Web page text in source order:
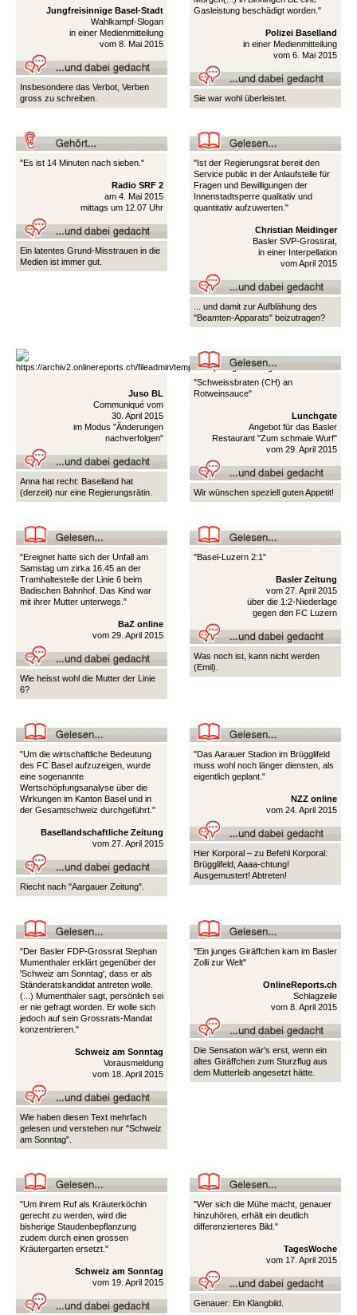
Jungfreisinnige Basel-Stadt
Wahlkampf-Slogan
in einer Medienmitteilung
vom 8. Mai 2015
Insbesondere das Verbot, Verben
gross zu schreiben.
Gasleistung beschädigt worden."
Polizei Baselland
in einer Medienmitteilung
vom 6. Mai 2015
Sie war wohl überleistet.
"Es ist 14 Minuten nach sieben."
Radio SRF 2
am 4. Mai 2015
mittags um 12.07 Uhr
Ein latentes Grund-Misstrauen in die
Medien ist immer gut.
"Ist der Regierungsrat bereit den
Service public in der Anlaufstelle für
Fragen und Bewilligungen der
Innenstadtsperre qualitativ und
quantitativ aufzuwerten."
Christian Meidinger
Basler SVP-Grossrat,
in einer Interpellation
vom April 2015
... und damit zur Aufblähung des
"Beamten-Apparats" beizutragen?
Juso BL
Communiqué vom
30. April 2015
im Modus "Änderungen
nachverfolgen"
Anna hat recht: Baselland hat
(derzeit) nur eine Regierungsrätin.
"Schweissbraten (CH) an
Rotweinsauce"
Lunchgate
Angebot für das Basler
Restaurant "Zum schmale Wurf"
vom 29. April 2015
Wir wünschen speziell guten Appetit!
"Ereignet hatte sich der Unfall am
Samstag um zirka 16.45 an der
Tramhaltestelle der Linie 6 beim
Badischen Bahnhof. Das Kind war
mit ihrer Mutter unterwegs."
BaZ online
vom 29. April 2015
Wie heisst wohl die Mutter der Linie
6?
"Basel-Luzern 2:1"
Basler Zeitung
vom 27. April 2015
über die 1:2-Niederlage
gegen den FC Luzern
Was noch ist, kann nicht werden
(Emil).
"Um die wirtschaftliche Bedeutung
des FC Basel aufzuzeigen, wurde
eine sogenannte
Wertschöpfungsanalyse über die
Wirkungen im Kanton Basel und in
der Gesamtschweiz durchgeführt."
Basellandschaftliche Zeitung
vom 27. April 2015
Riecht nach "Aargauer Zeitung".
"Das Aarauer Stadion im Brügglifeld
muss wohl noch länger diensten, als
eigentlich geplant."
NZZ online
vom 24. April 2015
Hier Korporal – zu Befehl Korporal:
Brügglifeld, Aaaa-chtung!
Ausgemustert! Abtreten!
"Der Basler FDP-Grossrat Stephan
Mumenthaler erklärt gegenüber der
'Schweiz am Sonntag', dass er als
Ständeratskandidat antreten wolle.
(...) Mumenthaler sagt, persönlich sei
er nie gefragt worden. Er wolle sich
jedoch auf sein Grossrats-Mandat
konzentrieren."
Schweiz am Sonntag
Vorausmeldung
vom 18. April 2015
Wie haben diesen Text mehrfach
gelesen und verstehen nur "Schweiz
am Sonntag".
"Ein junges Giräffchen kam im Basler
Zolli zur Welt"
OnlineReports.ch
Schlagzeile
vom 8. April 2015
Die Sensation wär's erst, wenn ein
altes Giräffchen zum Sturzflug aus
dem Mutterleib angesetzt hätte.
"Um ihrem Ruf als Kräuterköchin
gerecht zu werden, wird die
bisherige Staudenbepflanzung
zudem durch einen grossen
Kräutergarten ersetzt."
Schweiz am Sonntag
vom 19. April 2015
"Wer sich die Mühe macht, genauer
hinzuhören, erhält ein deutlich
differenzierteres Bild."
TagesWoche
vom 17. April 2015
Genauer: Ein Klangbild.